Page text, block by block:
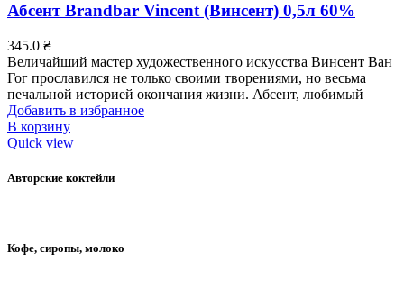
Абсент Brandbar Vincent (Винсент) 0,5л 60%
345.0 ₴
Величайший мастер художественного искусства Винсент Ван
Гог прославился не только своими творениями, но весьма
печальной историей окончания жизни. Абсент, любимый
Добавить в избранное
В корзину
Quick view
Авторские коктейли
Кофе, сиропы, молоко